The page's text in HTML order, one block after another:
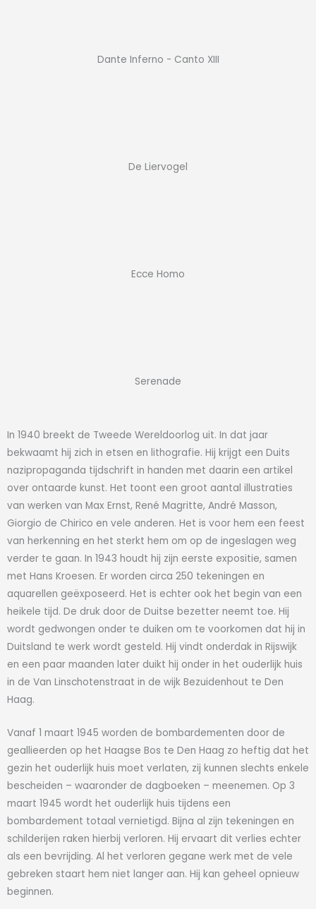
Dante Inferno - Canto XIII
De Liervogel
Ecce Homo
Serenade
In 1940 breekt de Tweede Wereldoorlog uit. In dat jaar
bekwaamt hij zich in etsen en lithografie. Hij krijgt een Duits
nazipropaganda tijdschrift in handen met daarin een artikel
over ontaarde kunst. Het toont een groot aantal illustraties
van werken van Max Ernst, René Magritte, André Masson,
Giorgio de Chirico en vele anderen. Het is voor hem een feest
van herkenning en het sterkt hem om op de ingeslagen weg
verder te gaan. In 1943 houdt hij zijn eerste expositie, samen
met Hans Kroesen. Er worden circa 250 tekeningen en
aquarellen geëxposeerd. Het is echter ook het begin van een
heikele tijd. De druk door de Duitse bezetter neemt toe. Hij
wordt gedwongen onder te duiken om te voorkomen dat hij in
Duitsland te werk wordt gesteld. Hij vindt onderdak in Rijswijk
en een paar maanden later duikt hij onder in het ouderlijk huis
in de Van Linschotenstraat in de wijk Bezuidenhout te Den
Haag.
Vanaf 1 maart 1945 worden de bombardementen door de
geallieerden op het Haagse Bos te Den Haag zo heftig dat het
gezin het ouderlijk huis moet verlaten, zij kunnen slechts enkele
bescheiden – waaronder de dagboeken – meenemen. Op 3
maart 1945 wordt het ouderlijk huis tijdens een
bombardement totaal vernietigd. Bijna al zijn tekeningen en
schilderijen raken hierbij verloren. Hij ervaart dit verlies echter
als een bevrijding. Al het verloren gegane werk met de vele
gebreken staart hem niet langer aan. Hij kan geheel opnieuw
beginnen.